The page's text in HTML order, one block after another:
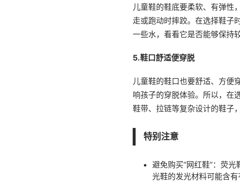
儿童鞋的鞋底要柔软、有弹性
走或跑动时摔跤。在选择鞋子
一些水，看看它是否能够保持
5.鞋口舒适便穿脱
儿童鞋的鞋口也要舒适、方便
响孩子的穿脱体验。所以，在
鞋带、拉链等复杂设计的鞋子
特别注意
避免购买“网红鞋”：荧
光鞋的发光材料可能含